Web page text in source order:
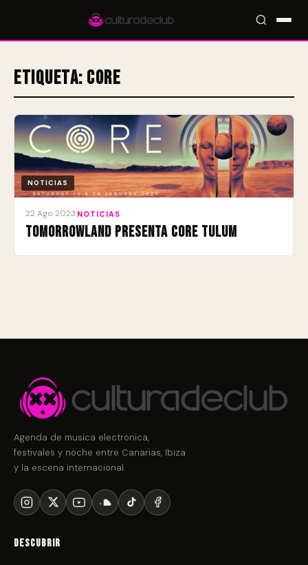
Accesos rápidos:🎪 Eventos🎤 Artistas📍 Locales📰 Radar
Etiqueta: CORE
NOTICIAS
22 Ago 2023 NOTICIAS
Tomorrowland presenta CORE Tulum
Agenda de musica electronica,
festivales y noche entre Canarias, Ibiza
y la escena internacional.
Descubrir